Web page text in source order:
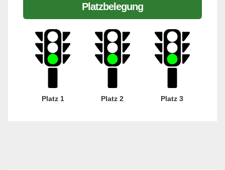
Platzbelegung
Platz 1 Platz 2 Platz 3